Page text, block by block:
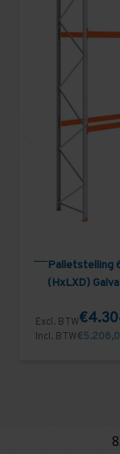
Palletstelling
(HxLXD)
Excl. BTW
Incl. BTW